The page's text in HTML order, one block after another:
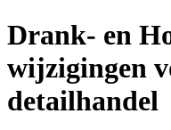
Drank- en
wijzigingen
detailhandel